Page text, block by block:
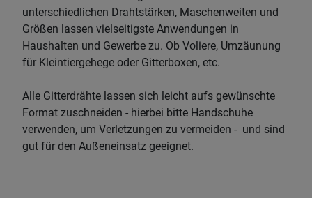
unterschiedlichen Drahtstärken, Maschenweiten und
Größen lassen vielseitigste Anwendungen in
Haushalten und Gewerbe zu. Ob Voliere, Umzäunung
für Kleintiergehege oder Gitterboxen, etc.
Alle Gitterdrähte lassen sich leicht aufs gewünschte
Format zuschneiden - hierbei bitte Handschuhe
verwenden, um Verletzungen zu vermeiden - und sind
gut für den Außeneinsatz geeignet.